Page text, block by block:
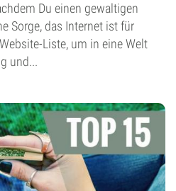
Du einen gewaltigen
Sorge, das Internet ist für
Liste, um in eine Welt
und...